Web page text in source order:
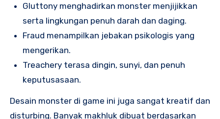
Gluttony menghadirkan monster menjijikkan
serta lingkungan penuh darah dan daging.
Fraud menampilkan jebakan psikologis yang
mengerikan.
Treachery terasa dingin, sunyi, dan penuh
keputusasaan.
Desain monster di game ini juga sangat kreatif dan
disturbing. Banyak makhluk dibuat berdasarkan